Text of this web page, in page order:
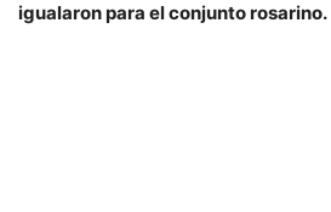
igualaron para el conjunto rosarino.